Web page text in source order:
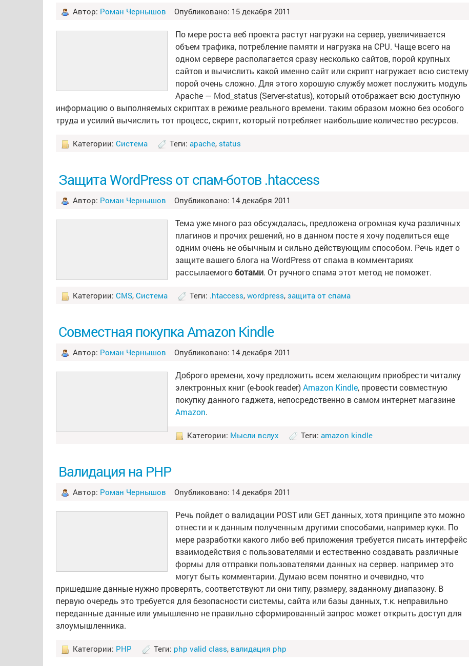
Автор: Роман Чернышов Опубликовано: 15 декабря 2011
По мере роста веб проекта растут нагрузки на сервер, увеличивается
объем трафика, потребление памяти и нагрузка на CPU. Чаще всего на
одном сервере располагается сразу несколько сайтов, порой крупных
сайтов и вычислить какой именно сайт или скрипт нагружает всю систему
порой очень сложно. Для этого хорошую службу может послужить модуль
Apache — Mod_status (Server-status), который отображает всю доступную
информацию о выполняемых скриптах в режиме реального времени. таким образом можно без особого
труда и усилий вычислить тот процесс, скрипт, который потребляет наибольшие количество ресурсов.
Категории: Система Теги: apache, status
Защита WordPress от спам-ботов .htaccess
Автор: Роман Чернышов Опубликовано: 14 декабря 2011
Тема уже много раз обсуждалась, предложена огромная куча различных
плагинов и прочих решений, но в данном посте я хочу поделиться еще
одним очень не обычным и сильно действующим способом. Речь идет о
защите вашего блога на WordPress от спама в комментариях
рассылаемогоботами. От ручного спама этот метод не поможет.
Категории: CMS, Система Теги: .htaccess, wordpress, защита от спама
Совместная покупка Amazon Kindle
Автор: Роман Чернышов Опубликовано: 14 декабря 2011
Доброго времени, хочу предложить всем желающим приобрести читалку
электронных книг (e-book reader)Amazon Kindle, провести совместную
покупку данного гаджета, непосредственно в самом интернет магазине
Amazon.
Категории: Мысли вслух Теги: amazon kindle
Валидация на PHP
Автор: Роман Чернышов Опубликовано: 14 декабря 2011
Речь пойдет о валидации POST или GET данных, хотя принципе это можно
отнести и к данным полученным другими способами, например куки. По
мере разработки какого либо веб приложения требуется писать интерфейс
взаимодействия с пользователями и естественно создавать различные
формы для отправки пользователями данных на сервер. например это
могут быть комментарии. Думаю всем понятно и очевидно, что
пришедшие данные нужно проверять, соответствуют ли они типу, размеру, заданному диапазону. В
первую очередь это требуется для безопасности системы, сайта или базы данных, т.к. неправильно
переданные данные или умышленно не правильно сформированный запрос может открыть доступ для
злоумышленника.
Категории: PHP Теги: php valid class, валидация php